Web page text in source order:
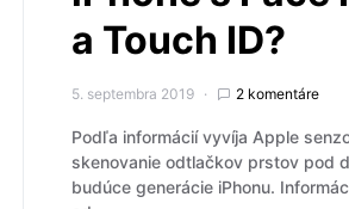
a Touch ID?
5. septembra 2019 2 komentáre
Podľa informácií vyvíja Apple
skenovanie odtlačkov prstov pod
budúce generácie iPhonu.